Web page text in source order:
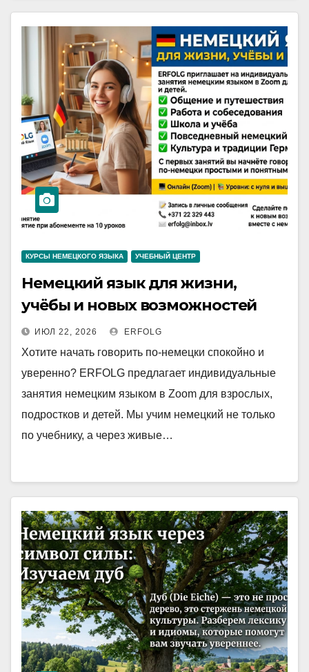
КУРСЫ НЕМЕЦКОГО ЯЗЫКА УЧЕБНЫЙ ЦЕНТР
Немецкий язык для жизни,
учёбы и новых возможностей
ИЮЛ 22, 2026 ERFOLG
Хотите начать говорить по-немецки спокойно и
уверенно? ERFOLG предлагает индивидуальные
занятия немецким языком в Zoom для взрослых,
подростков и детей. Мы учим немецкий не только
по учебнику, а через живые…